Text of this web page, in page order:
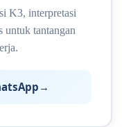
K3, interpretasi
untuk tantangan